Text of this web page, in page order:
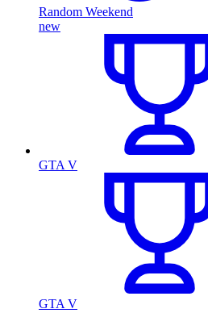
Random Weekend
new
GTA V
GTA V